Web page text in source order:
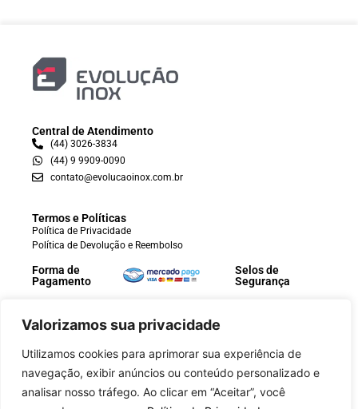
Valorizamos sua privacidade
Utilizamos cookies para aprimorar sua experiência de
navegação, exibir anúncios ou conteúdo personalizado e
analisar nosso tráfego. Ao clicar em “Aceitar”, você
Central de Atendimento
(44) 3026-3834
(44) 9 9909-0090
contato@evolucaoinox.com.br
Termos e Políticas
Política de Privacidade
Política de Devolução e Reembolso
Forma de
Pagamento
Selos de
Segurança